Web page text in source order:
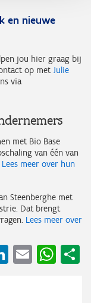
en nieuwe
jou hier graag bij
op met Julie
via
met Bio Base
van één van
Lees meer over hun
Steenberghe met
Dat brengt
Lees meer over
LinkedIn
Email